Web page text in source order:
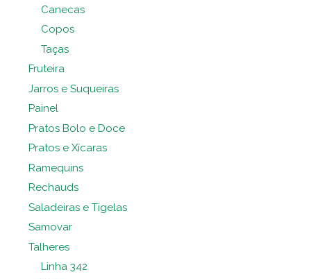
Canecas
Copos
Taças
Fruteira
Jarros e Suqueiras
Painel
Pratos Bolo e Doce
Pratos e Xícaras
Ramequins
Rechauds
Saladeiras e Tigelas
Samovar
Talheres
Linha 342